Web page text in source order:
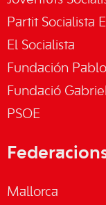
Partit Socialista
El Socialista
Fundación
Fundació
PSOE
Mallorca